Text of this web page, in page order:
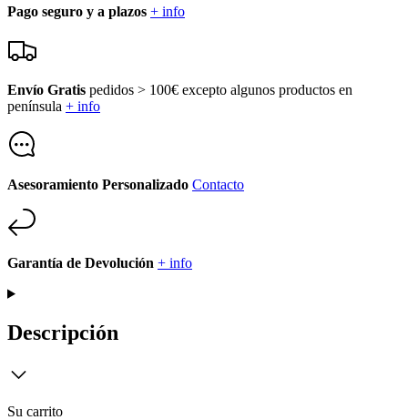
Pago seguro y a plazos + info
Envío Gratis pedidos > 100€ excepto algunos productos en
península + info
Asesoramiento Personalizado Contacto
Garantía de Devolución + info
Descripción
Su carrito